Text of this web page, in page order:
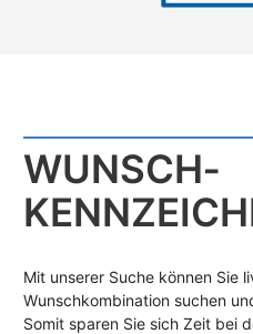
WUNSCH­
Mit unserer Suche können Sie
Wunschkombination suchen
Somit sparen Sie sich Zeit bei